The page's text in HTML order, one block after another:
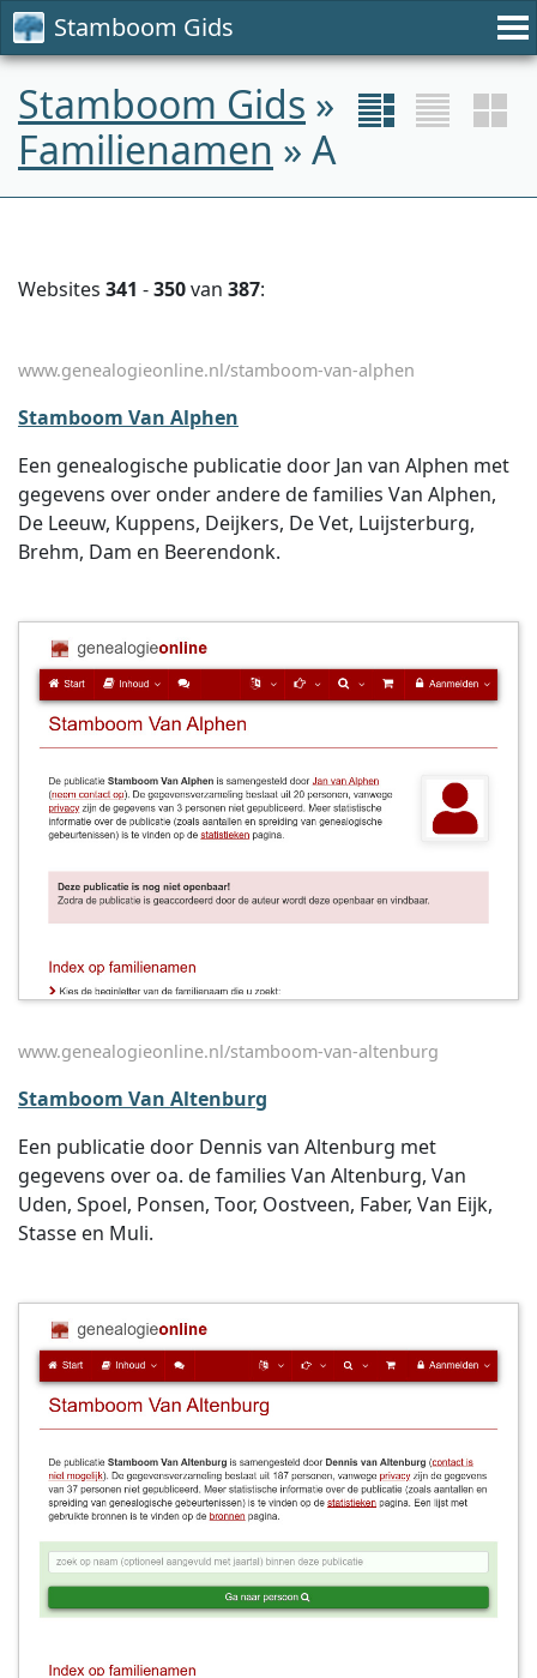
Stamboom Gids
Stamboom Gids »
Familienamen » A
Websites 341 -350van 387:
www.genealogieonline.nl/stamboom-van-alphen
Stamboom Van Alphen
Een genealogische publicatie door Jan van Alphen met
gegevens over onder andere de families Van Alphen,
De Leeuw, Kuppens, Deijkers, De Vet, Luijsterburg,
Brehm, Dam en Beerendonk.
www.genealogieonline.nl/stamboom-van-altenburg
Stamboom Van Altenburg
Een publicatie door Dennis van Altenburg met
gegevens over oa. de families Van Altenburg, Van
Uden, Spoel, Ponsen, Toor, Oostveen, Faber, Van Eijk,
Stasse en Muli.